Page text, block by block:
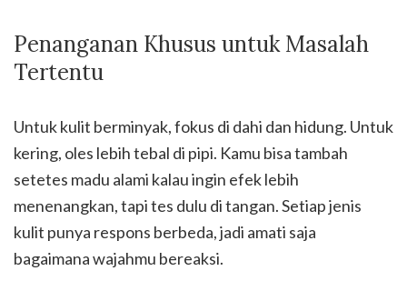
Penanganan Khusus untuk Masalah
Tertentu
Untuk kulit berminyak, fokus di dahi dan hidung. Untuk
kering, oles lebih tebal di pipi. Kamu bisa tambah
setetes madu alami kalau ingin efek lebih
menenangkan, tapi tes dulu di tangan. Setiap jenis
kulit punya respons berbeda, jadi amati saja
bagaimana wajahmu bereaksi.